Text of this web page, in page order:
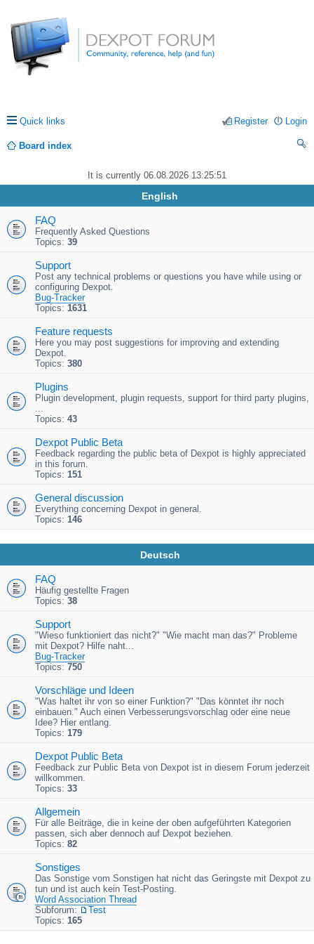
Quick links Login
Register
Board index
rc
h
It is currently 06.08.2026 13:25:51
English
FAQ
Frequently Asked Questions
Topics: 39
Support
Post any technical problems or questions you have while using or
configuring Dexpot.
Bug-Tracker
Topics: 1631
Feature requests
Here you may post suggestions for improving and extending
Dexpot.
Topics: 380
Plugins
Plugin development, plugin requests, support for third party plugins,
...
Topics: 43
Dexpot Public Beta
Feedback regarding the public beta of Dexpot is highly appreciated
in this forum.
Topics: 151
General discussion
Everything concerning Dexpot in general.
Topics: 146
Deutsch
FAQ
Häufig gestellte Fragen
Topics: 38
Support
"Wieso funktioniert das nicht?" "Wie macht man das?" Probleme
mit Dexpot? Hilfe naht...
Bug-Tracker
Topics: 750
Vorschläge und Ideen
"Was haltet ihr von so einer Funktion?" "Das könntet ihr noch
einbauen." Auch einen Verbesserungsvorschlag oder eine neue
Idee? Hier entlang.
Topics: 179
Dexpot Public Beta
Feedback zur Public Beta von Dexpot ist in diesem Forum jederzeit
willkommen.
Topics: 33
Allgemein
Für alle Beiträge, die in keine der oben aufgeführten Kategorien
passen, sich aber dennoch auf Dexpot beziehen.
Topics: 82
Sonstiges
Das Sonstige vom Sonstigen hat nicht das Geringste mit Dexpot zu
tun und ist auch kein Test-Posting.
Word Association Thread
Subforum:
Test
Topics: 165